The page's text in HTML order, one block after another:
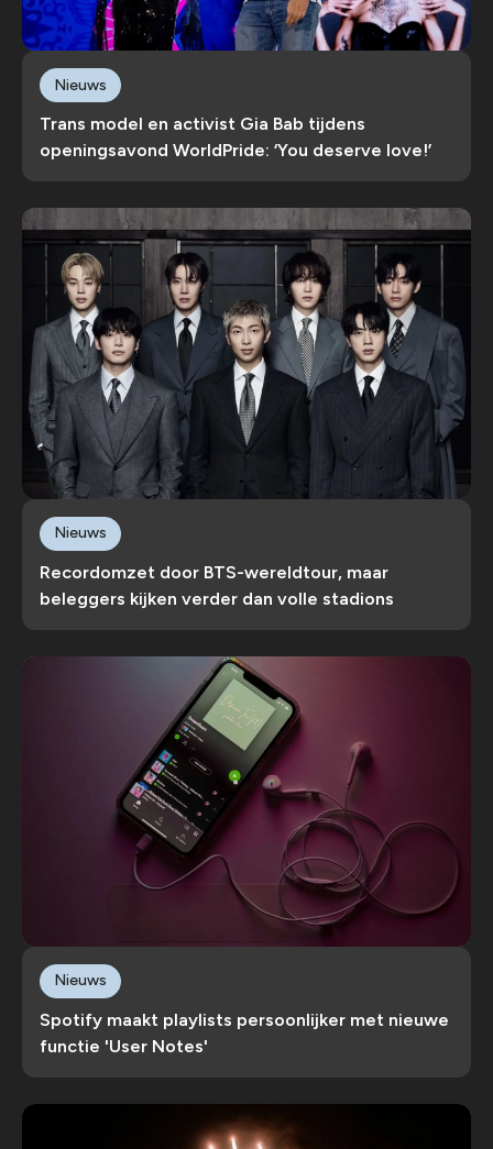
Trans model en activist Gia Bab tijdens
openingsavond WorldPride: ‘You deserve love!’
Nieuws
Recordomzet door BTS-wereldtour, maar
beleggers kijken verder dan volle stadions
Nieuws
Spotify maakt playlists persoonlijker met nieuwe
functie 'User Notes'
Nieuws